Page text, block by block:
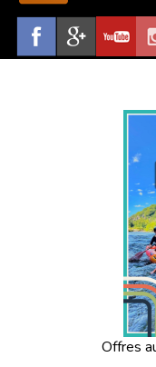
Offres